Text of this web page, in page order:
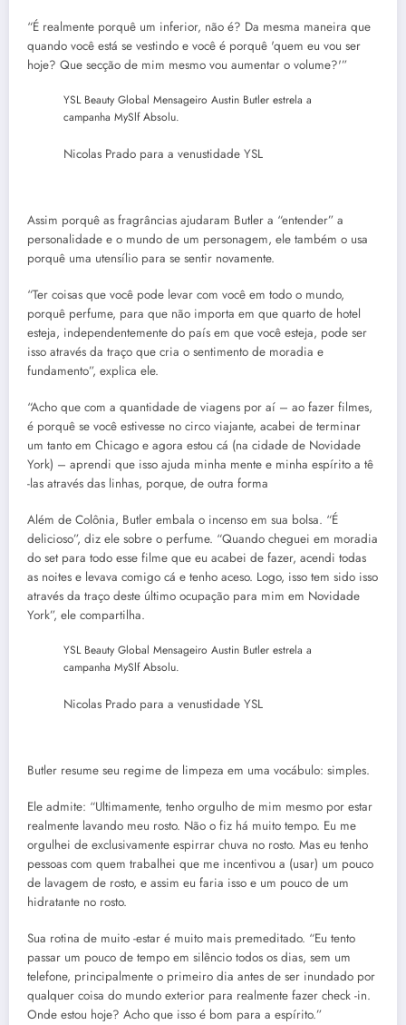
“É realmente porquê um inferior, não é? Da mesma maneira que
quando você está se vestindo e você é porquê 'quem eu vou ser
hoje? Que secção de mim mesmo vou aumentar o volume?'”
YSL Beauty Global Mensageiro Austin Butler estrela a
campanha MySlf Absolu.
Nicolas Prado para a venustidade YSL
Assim porquê as fragrâncias ajudaram Butler a “entender” a
personalidade e o mundo de um personagem, ele também o usa
porquê uma utensílio para se sentir novamente.
“Ter coisas que você pode levar com você em todo o mundo,
porquê perfume, para que não importa em que quarto de hotel
esteja, independentemente do país em que você esteja, pode ser
isso através da traço que cria o sentimento de moradia e
fundamento”, explica ele.
“Acho que com a quantidade de viagens por aí – ao fazer filmes,
é porquê se você estivesse no circo viajante, acabei de terminar
um tanto em Chicago e agora estou cá (na cidade de Novidade
York) – aprendi que isso ajuda minha mente e minha espírito a tê
-las através das linhas, porque, de outra forma
Além de Colônia, Butler embala o incenso em sua bolsa. “É
delicioso”, diz ele sobre o perfume. “Quando cheguei em moradia
do set para todo esse filme que eu acabei de fazer, acendi todas
as noites e levava comigo cá e tenho aceso. Logo, isso tem sido isso
através da traço deste último ocupação para mim em Novidade
York”, ele compartilha.
YSL Beauty Global Mensageiro Austin Butler estrela a
campanha MySlf Absolu.
Nicolas Prado para a venustidade YSL
Butler resume seu regime de limpeza em uma vocábulo: simples.
Ele admite: “Ultimamente, tenho orgulho de mim mesmo por estar
realmente lavando meu rosto. Não o fiz há muito tempo. Eu me
orgulhei de exclusivamente espirrar chuva no rosto. Mas eu tenho
pessoas com quem trabalhei que me incentivou a (usar) um pouco
de lavagem de rosto, e assim eu faria isso e um pouco de um
hidratante no rosto.
Sua rotina de muito -estar é muito mais premeditado. “Eu tento
passar um pouco de tempo em silêncio todos os dias, sem um
telefone, principalmente o primeiro dia antes de ser inundado por
qualquer coisa do mundo exterior para realmente fazer check -in.
Onde estou hoje? Acho que isso é bom para a espírito.”